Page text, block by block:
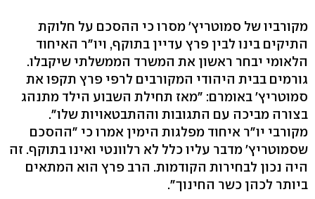
מקורביו של סמוטריץ' מסרו כי ההסכם על חלוקת
התיקים בינו לבין פרץ עדיין בתוקף, ויו"ר האיחוד
הלאומי יבחר ראשון את המשרד הממשלתי שיקבלו.
גורמים בבית היהודי המקורבים לרפי פרץ תקפו את
סמוטריץ' באומרם: "מאז תחילת השבוע הילד מתנהג
בצורה מביכה עם התגובות וההתבטאויות שלו".
מקורבי יו"ר איחוד מפלגות הימין אמרו כי "ההסכם
שסמוטריץ׳ מדבר עליו כלל לא רלוונטי ואינו בתוקף. זה
היה נכון לבחירות הקודמות. הרב פרץ הוא המתאים
ביותר לכהן כשר החינוך".